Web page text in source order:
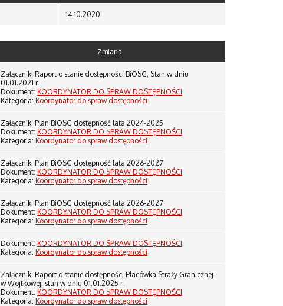
14.10.2020
Zmiana
Załącznik: Raport o stanie dostępności BiOSG, Stan w dniu
01.01.2021 r.
Dokument: KOORDYNATOR DO SPRAW DOSTĘPNOŚCI
Kategoria: Koordynator do spraw dostępności
Załącznik: Plan BiOSG dostępność lata 2024-2025
Dokument: KOORDYNATOR DO SPRAW DOSTĘPNOŚCI
Kategoria: Koordynator do spraw dostępności
Załącznik: Plan BiOSG dostępność lata 2026-2027
Dokument: KOORDYNATOR DO SPRAW DOSTĘPNOŚCI
Kategoria: Koordynator do spraw dostępności
Załącznik: Plan BiOSG dostępność lata 2026-2027
Dokument: KOORDYNATOR DO SPRAW DOSTĘPNOŚCI
Kategoria: Koordynator do spraw dostępności
Dokument: KOORDYNATOR DO SPRAW DOSTĘPNOŚCI
Kategoria: Koordynator do spraw dostępności
Załącznik: Raport o stanie dostępności Placówka Straży Granicznej
w Wojtkowej, stan w dniu 01.01.2025 r.
Dokument: KOORDYNATOR DO SPRAW DOSTĘPNOŚCI
Kategoria: Koordynator do spraw dostępności